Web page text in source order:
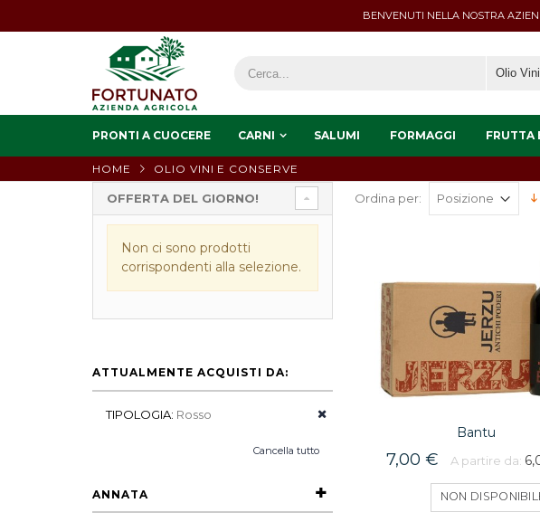
BENVENUTI NELLA NOSTRA
PRONTI A CUOCERE CARNI SALUMI FORMAGGI FRUTTA
HOME OLIO VINI E CONSERVE
Ordina per:
Bantu
7,00 € A partire da:
NON
OFFERTA DEL GIORNO!
Non ci sono prodotti
corrispondenti alla selezione.
ATTUALMENTE ACQUISTI DA:
TIPOLOGIA: Rosso
Cancella tutto
ANNATA